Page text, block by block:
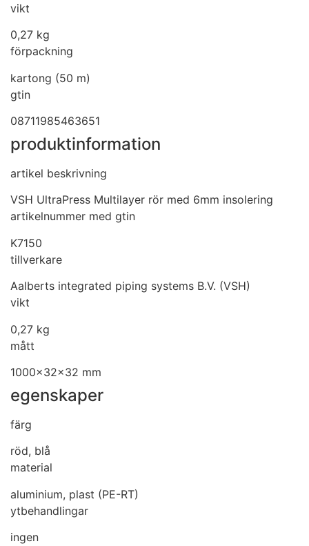
vikt
0,27 kg
förpackning
kartong (50 m)
gtin
08711985463651
produktinformation
artikel beskrivning
VSH UltraPress Multilayer rör med 6mm insolering
artikelnummer med gtin
K7150
tillverkare
Aalberts integrated piping systems B.V. (VSH)
vikt
0,27 kg
mått
1000x32x32 mm
egenskaper
färg
röd, blå
material
aluminium, plast (PE-RT)
ytbehandlingar
ingen